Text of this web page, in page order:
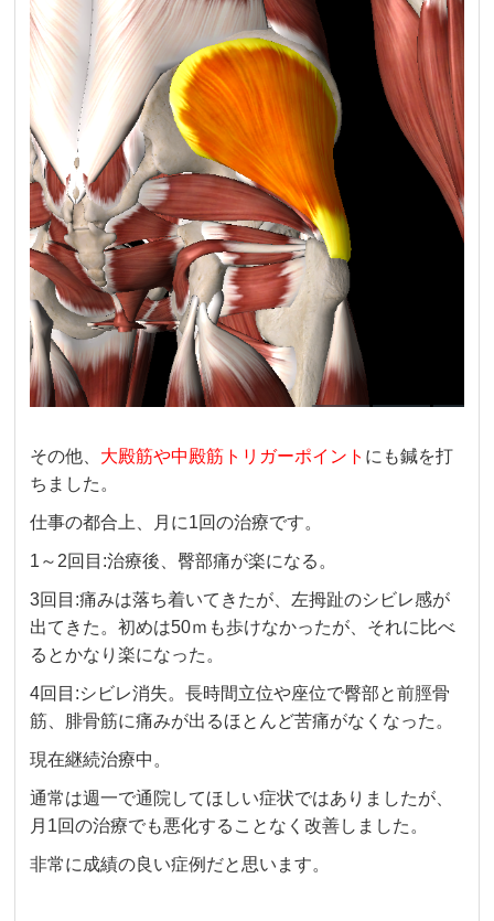
その他、 大殿筋や中殿筋トリガーポイント にも鍼を打
ちました。
仕事の都合上、月に1回の治療です。
1～2回目:治療後、臀部痛が楽になる。
3回目:痛みは落ち着いてきたが、左拇趾のシビレ感が
出てきた。初めは50ｍも歩けなかったが、それに比べ
るとかなり楽になった。
4回目:シビレ消失。長時間立位や座位で臀部と前脛骨
筋、腓骨筋に痛みが出るほとんど苦痛がなくなった。
現在継続治療中。
通常は週一で通院してほしい症状ではありましたが、
月1回の治療でも悪化することなく改善しました。
非常に成績の良い症例だと思います。